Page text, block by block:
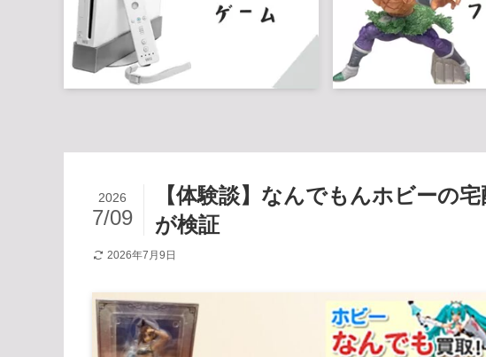
【体験談】なんでもんホビーの
が検証
2026
7/09
2026年7月9日